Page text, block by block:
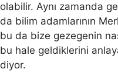
olabilir. Aynı zamanda
da bilim adamlarının
bu da bize gezegenin
bu hale geldiklerini
diyor.